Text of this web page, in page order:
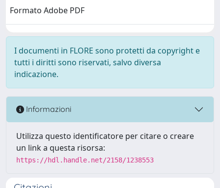
Formato Adobe PDF
I documenti in FLORE sono protetti da copyright e
tutti i diritti sono riservati, salvo diversa
indicazione.
Informazioni
Utilizza questo identificatore per citare o creare
un link a questa risorsa:
https://hdl.handle.net/2158/1238553